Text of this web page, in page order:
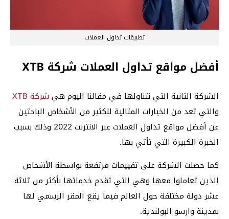
تطبيقات تداول العملات
أفضل مواقع تداول العملات شركة XTB
الشركة الثانية التي نتناولها في مقالنا اليوم هي شركة XTB
والتي تعد من الخيارات المثالية للكثير من الأشخاص الباحثين
عن أفضل مواقع تداول العملات عبر الانترنت 2022 وذلك بسبب
الخبرة الكبيرة التي تأتي بها.
كما حصلت الشركة على تقييمات مرتفعة بواسطة الأشخاص
الذين تعاملوا معها وهي التي تقدم خدماتها بأكثر من ثلاثة
عشر دولة مختلفة حول العالم فيما يقع المقر الرسمي لها
بمدينة وارسو البولندية.